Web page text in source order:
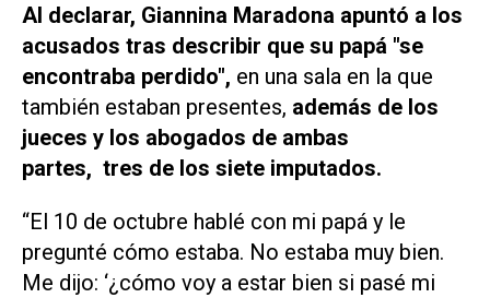
Al declarar, Giannina Maradona apuntó a los
acusados tras describir que su papá "se
encontraba perdido", en una sala en la que
también estaban presentes, además de los
jueces y los abogados de ambas
partes, tres de los siete imputados.
“El 10 de octubre hablé con mi papá y le
pregunté cómo estaba. No estaba muy bien.
Me dijo: ‘¿cómo voy a estar bien si pasé mi